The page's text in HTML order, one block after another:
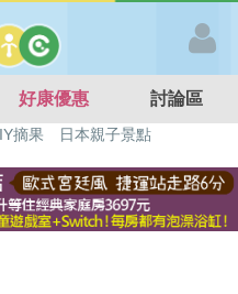
好康優惠 討論區
台北親子餐廳
溫泉泡湯SPA